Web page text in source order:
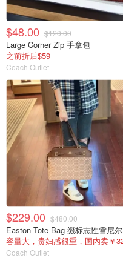
$48.00 $120.00
Large Corner Zip 手拿包
之前折后$59
Coach Outlet
$229.00 $480.00
Easton Tote Bag 缀标志性雪尼尔
Coach Outlet